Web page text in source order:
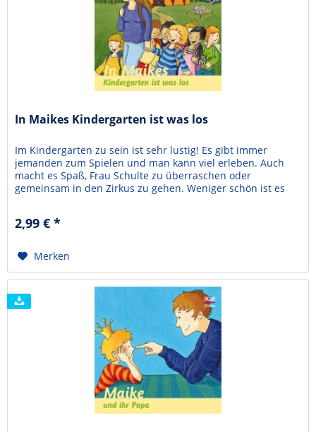
In Maikes Kindergarten ist was los
Im Kindergarten zu sein ist sehr lustig! Es gibt immer
jemanden zum Spielen und man kann viel erleben. Auch
macht es Spaß, Frau Schulte zu überraschen oder
gemeinsam in den Zirkus zu gehen. Weniger schön ist es
weiß: Es gibt immer jemanden, der ihr zuhört:...
2,99 € *
Merken